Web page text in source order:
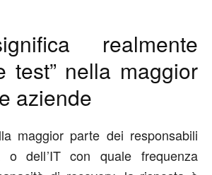
realmente
test” nella maggior
aziende
maggior parte dei responsabili
o dell’IT con quale frequenza